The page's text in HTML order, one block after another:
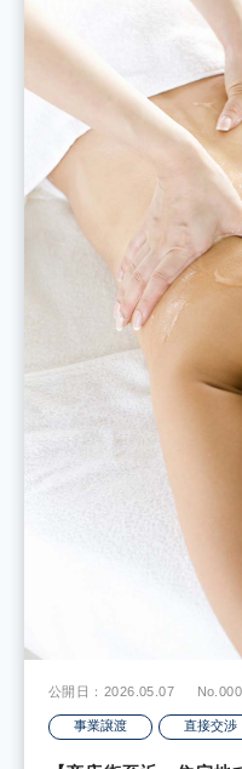
公開日：2026.05.07
事業譲渡 直接交渉